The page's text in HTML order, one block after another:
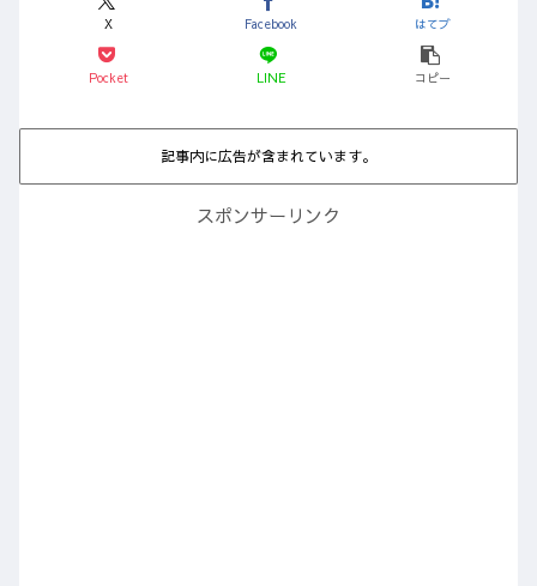
X Facebook はてブ
Pocket LINE コピー
記事内に広告が含まれています。
スポンサーリンク